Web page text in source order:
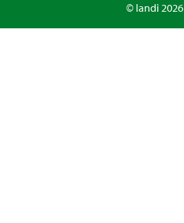
© landi 2026